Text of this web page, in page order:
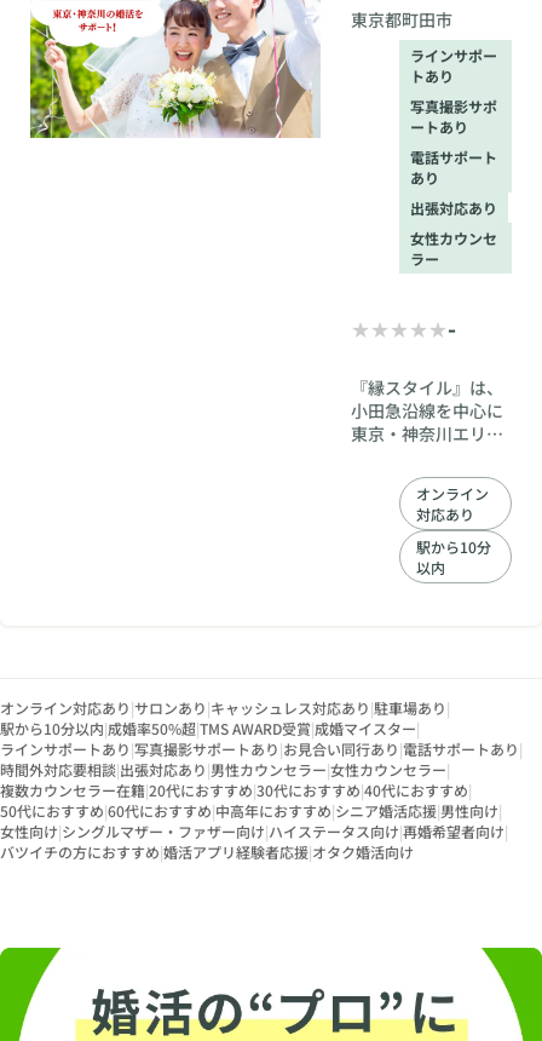
東京都町田市
ラインサポー
トあり
写真撮影サポ
ートあり
電話サポート
あり
出張対応あり
女性カウンセ
ラー
-
『縁スタイル』は、
小田急沿線を中心に
東京・神奈川エリア
まを全力でサポート
しています。 「仕事
が忙しくて、婚活の
時間がなかなか取れ
ない」という30代～
～50代の方。 さらに
は「異性とお付き合
いしたことがない」
「婚活をスタートし
たいけど、何から手
を付けたらいいかわ
からない」といった
一人ひとりの想いに
寄り添い、ご成婚ま
でしっかり伴奏いた
します。 まずは無料
オンライン
対応あり
駅から10分
以内
オンライン対応あり|サロンあり|キャッシュレス対応あり|駐車場あり|
駅から10分以内|成婚率50%超|TMS AWARD受賞|成婚マイスター|
ラインサポートあり|写真撮影サポートあり|お見合い同行あり|電話サポートあり|
時間外対応要相談|出張対応あり|男性カウンセラー|女性カウンセラー|
複数カウンセラー在籍|20代におすすめ|30代におすすめ|40代におすすめ|
50代におすすめ|60代におすすめ|中高年におすすめ|シニア婚活応援|男性向け|
女性向け|シングルマザー・ファザー向け|ハイステータス向け|再婚希望者向け|
バツイチの方におすすめ|婚活アプリ経験者応援|オタク婚活向け